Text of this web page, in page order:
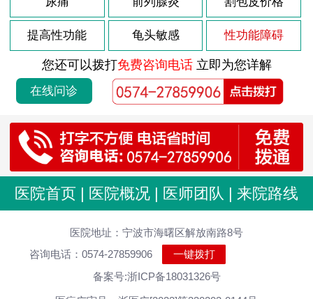
提高性功能 龟头敏感 性功能障碍
您还可以拨打免费咨询电话立即为您详解
在线问诊
医院首页 | 医院概况 | 医师团队 | 来院路线
医院地址：宁波市海曙区解放南路8号
咨询电话：0574-27859906
一键拨打
备案号:浙ICP备18031326号